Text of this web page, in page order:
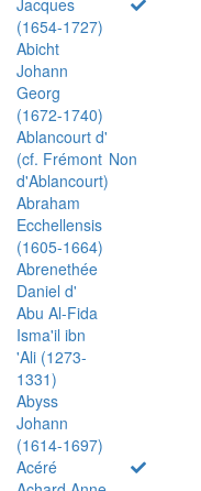
(1654-1727)
Abicht
Johann
Georg
(1672-1740)
Ablancourt d'
(cf. Frémont
d'Ablancourt)
Non
Abraham
Ecchellensis
(1605-1664)
Abrenethée
Daniel d'
Abu Al-Fida
Isma'il ibn
'Ali (1273-
1331)
Abyss
Johann
(1614-1697)
Acéré